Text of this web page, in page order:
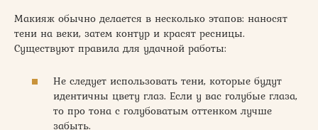
Макияж обычно делается в несколько этапов: наносят
тени на веки, затем контур и красят ресницы.
Существуют правила для удачной работы:
Не следует использовать тени, которые будут
идентичны цвету глаз. Если у вас голубые глаза,
то про тона с голубоватым оттенком лучше
забыть.